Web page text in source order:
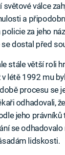
světové válce
a
za jeho
dostal před
stále větší roli
v létě 1992 mu
procesu se
odhadovali,
jeho
se
lidskosti.